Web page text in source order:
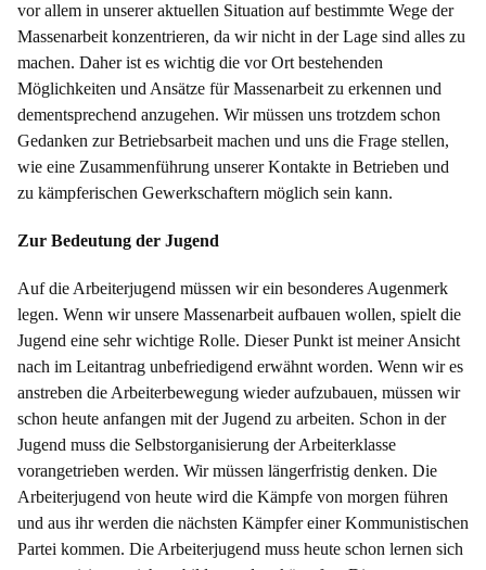
vor allem in unserer aktuellen Situation auf bestimmte Wege der
Massenarbeit konzentrieren, da wir nicht in der Lage sind alles zu
machen. Daher ist es wichtig die vor Ort bestehenden
Möglichkeiten und Ansätze für Massenarbeit zu erkennen und
dementsprechend anzugehen. Wir müssen uns trotzdem schon
Gedanken zur Betriebsarbeit machen und uns die Frage stellen,
wie eine Zusammenführung unserer Kontakte in Betrieben und
zu kämpferischen Gewerkschaftern möglich sein kann.
Zur Bedeutung der Jugend
Auf die Arbeiterjugend müssen wir ein besonderes Augenmerk
legen. Wenn wir unsere Massenarbeit aufbauen wollen, spielt die
Jugend eine sehr wichtige Rolle. Dieser Punkt ist meiner Ansicht
nach im Leitantrag unbefriedigend erwähnt worden. Wenn wir es
anstreben die Arbeiterbewegung wieder aufzubauen, müssen wir
schon heute anfangen mit der Jugend zu arbeiten. Schon in der
Jugend muss die Selbstorganisierung der Arbeiterklasse
vorangetrieben werden. Wir müssen längerfristig denken. Die
Arbeiterjugend von heute wird die Kämpfe von morgen führen
und aus ihr werden die nächsten Kämpfer einer Kommunistischen
Partei kommen. Die Arbeiterjugend muss heute schon lernen sich